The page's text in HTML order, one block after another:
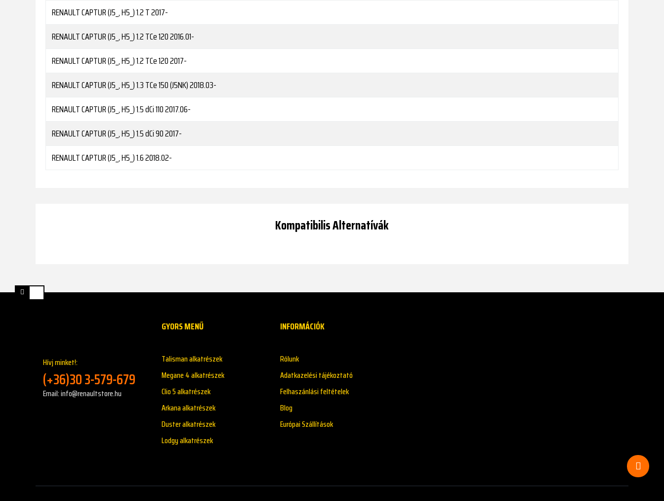
RENAULTCAPTUR (J5_, H5_) 1.2 T2017-
RENAULTCAPTUR (J5_, H5_) 1.2 TCe 1202016.01-
RENAULTCAPTUR (J5_, H5_) 1.2 TCe 1202017-
RENAULTCAPTUR (J5_, H5_) 1.3 TCe 150 (J5NK)2018.03-
RENAULTCAPTUR (J5_, H5_) 1.5 dCi 1102017.06-
RENAULTCAPTUR (J5_, H5_) 1.5 dCi 902017-
RENAULTCAPTUR (J5_, H5_) 1.62018.02-
Kompatibilis Alternatívák
Hívj minket!:
(+36)30 3-579-679
Email: info@renaultstore.hu
GYORS MENŰ
Talisman alkatrészek
Megane 4 alkatrészek
Clio 5 alkatrészek
Arkana alkatrészek
Duster alkatrészek
Lodgy alkatrészek
INFORMÁCIÓK
Rólunk
Adatkazelési tájékoztató
Felhaszánlási feltételek
Blog
Európai Szállítások